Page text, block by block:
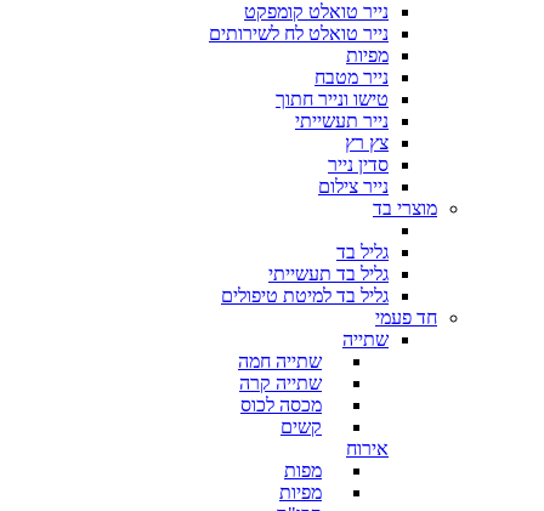
נייר טואלט קומפקט
נייר טואלט לח לשירותים
מפיות
נייר מטבח
טישו ונייר חתוך
נייר תעשייתי
צץ רץ
סדין נייר
נייר צילום
מוצרי בד
גליל בד
גליל בד תעשייתי
גליל בד למיטת טיפולים
חד פעמי
שתייה
שתייה חמה
שתייה קרה
מכסה לכוס
קשים
אירוח
מפות
מפיות